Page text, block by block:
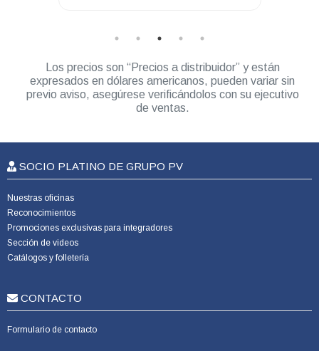
Los precios son “Precios a distribuidor” y están
expresados en dólares americanos, pueden variar sin
previo aviso, asegúrese verificándolos con su ejecutivo
de ventas.
SOCIO PLATINO DE GRUPO PV
Nuestras oficinas
Reconocimientos
Promociones exclusivas para integradores
Sección de videos
Catálogos y folletería
CONTACTO
Formulario de contacto